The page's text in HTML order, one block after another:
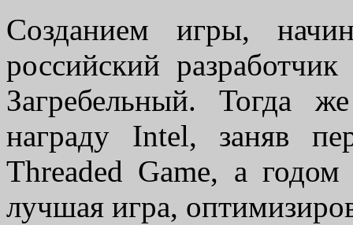
Созданием игры,
российский
Загребельный. Тогда
награду Intel, заняв
Threaded Game, а годом
лучшая игра,